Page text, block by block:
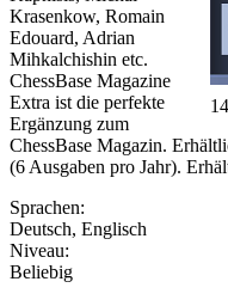
Krasenkow, Romain
Edouard, Adrian
Mihkalchishin etc.
ChessBase Magazine
Extra ist die perfekte
Ergänzung zum
ChessBase Magazin.
(6 Ausgaben pro Jahr).
Sprachen:
Deutsch, Englisch
Niveau:
Beliebig